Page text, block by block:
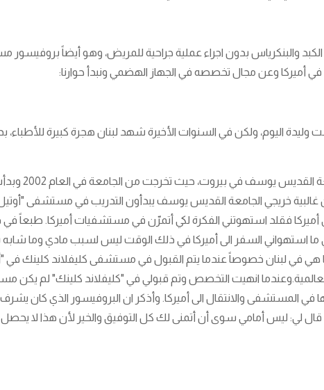
الكبد والبنكرياس بدون اجراء عملية جراحية للمريض، وهو أيضاً
في أميركا وعن مجال تخصصه في الجهاز الهضمي ونبدأ حوارنا:
وليدة اليوم، ولكن في السنوات الأخيرة شهد لبنان هجرة كبيرة للأطباء،
لقد درست الطب
غالبية خريجي الجامعة القديس يوسف يبدأون التدريب في مستشفى
أميركا فقلد استهوتني الفكرة لكي أتمرّن في مستشفيات أميركا. طبعاً
ما استهواني السفر الى أميركا في ذلك الوقت ليس لسبب مادي وما
هي في لبنان خصوصاً عندما يتم القبول في مستشفى كليفلاند كلينك
انهيت التخصص وتم قبولي في "كليفلاند كلينك" لم يكن
في المستشفى والانتقال الى أميركا. وأذكر ان البروفيسور الذي كان
لي: ليس أمامي سوى أن أتمنى لك كل التوفيق والخير لأن هذا لا يحصل